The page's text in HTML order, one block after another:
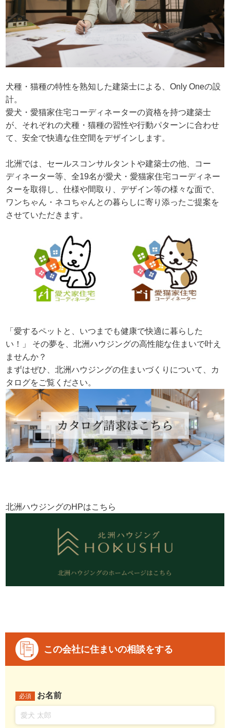
犬種・猫種の特性を熟知した建築士による、Only Oneの設
計。
愛犬・愛猫家住宅コーディネーターの資格を持つ建築士
が、それぞれの犬種・猫種の習性や行動パターンに合わせ
て、安全で快適な住空間をデザインします。
北洲では、セールスコンサルタントや建築士の他、コー
ディネーター等、全19名が愛犬・愛猫家住宅コーディネー
ターを取得し、仕様や間取り、デザイン等の様々な面で、
ワンちゃん・ネコちゃんとの暮らしに寄り添ったご提案を
させていただきます。
「愛するペットと、いつまでも健康で快適に暮らした
い！」 その夢を、北洲ハウジングの高性能な住まいで叶え
ませんか？
まずはぜひ、北洲ハウジングの住まいづくりについて、カ
タログをご覧ください。
北洲ハウジングのHPはこちら
この会社に住まいの相談をする
必須 お名前